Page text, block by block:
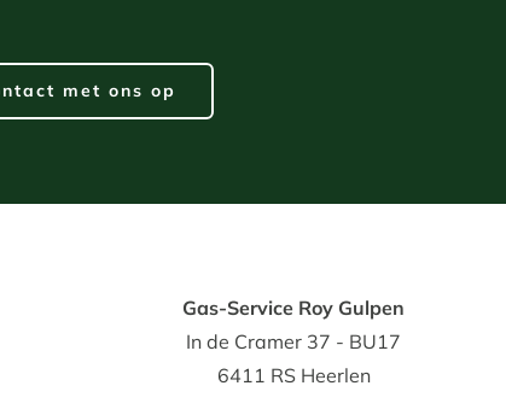
met ons op
Gas-Service Roy Gulpen
In de Cramer 37 - BU17
6411 RS Heerlen